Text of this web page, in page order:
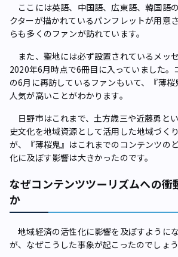
ここには英語、中国語、広東語、韓国語
クターが描かれているパンフレットが用意
らも多くのファンが訪れています。
また、聖地には必ず設置されているメッセ
2020年6月時点で6冊目に入っていました。
の6月に再訪しているファンもいて、『薄
人気が高いことがわかります。
日野市はこれまで、土方歳三や近藤勇と
史文化を地域資源として活用した地域づく
が、『薄桜鬼』はこれまでのコンテンツの
化に及ぼす影響は大きかったのです。
なぜコンテンツツーリズムへの衝
か
地域経済の活性化に影響を及ぼすように
が、なぜこうした事象が起こったのでしょう